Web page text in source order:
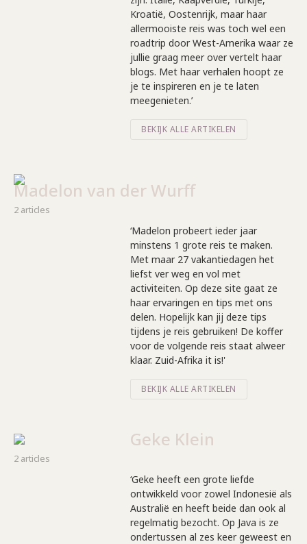
Kroatië, Oostenrijk, maar haar
allermooiste reis was toch wel een
roadtrip door West-Amerika waar ze
jullie graag meer over vertelt haar
blogs. Met haar verhalen hoopt ze
je te inspireren en je te laten
meegenieten.’
BEKIJK ALLE ARTIKELEN
Madelon van der Wurff
2 articles
‘Madelon probeert ieder jaar
minstens 1 grote reis te maken.
Met maar 27 vakantiedagen het
liefst ver weg en vol met
activiteiten. Op deze site gaat ze
haar ervaringen en tips met ons
delen. Hopelijk kan jij deze tips
tijdens je reis gebruiken! De koffer
voor de volgende reis staat alweer
klaar. Zuid-Afrika it is!'
BEKIJK ALLE ARTIKELEN
Geke Klein
2 articles
‘Geke heeft een grote liefde
ontwikkeld voor zowel Indonesië als
Australië en heeft beide dan ook al
regelmatig bezocht. Op Java is ze
ondertussen al zes keer geweest en